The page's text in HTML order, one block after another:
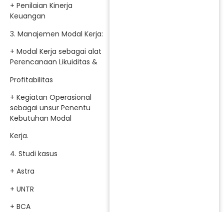
+ Penilaian Kinerja
Keuangan
3. Manajemen Modal Kerja:
+ Modal Kerja sebagai alat
Perencanaan Likuiditas &
Profitabilitas
+ Kegiatan Operasional
sebagai unsur Penentu
Kebutuhan Modal
Kerja.
4. Studi kasus
+ Astra
+ UNTR
+ BCA